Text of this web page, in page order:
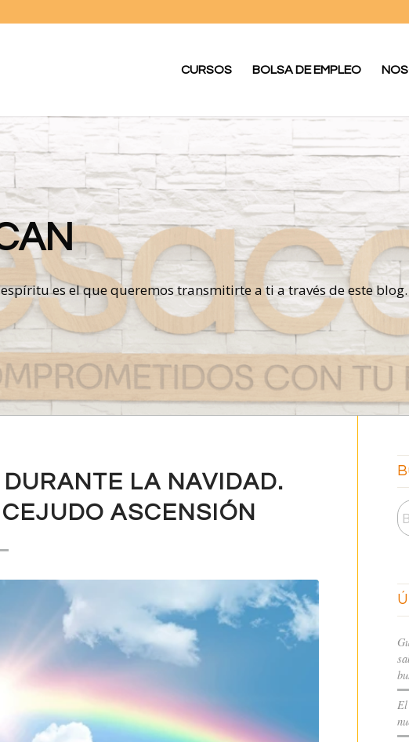
CURSOS BOLSA DE EMPLEO
es el que queremos transmitirte a ti a través de este
LA NAVIDAD.
ASCENSIÓN